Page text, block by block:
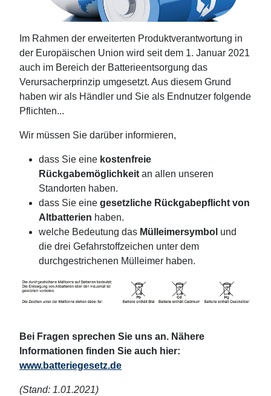
Im Rahmen der erweiterten Produktverantwortung in
der Europäischen Union wird seit dem 1. Januar 2021
auch im Bereich der Batterieentsorgung das
Verursacherprinzip umgesetzt. Aus diesem Grund
haben wir als Händler und Sie als Endnutzer folgende
Pflichten...
Wir müssen Sie darüber informieren,
dass Sie eine kostenfreie
Rückgabemöglichkeit an allen unseren
Standorten haben.
dass Sie eine gesetzliche Rückgabepflicht von
Altbatterien haben.
welche Bedeutung das Mülleimersymbol und
die drei Gefahrstoffzeichen unter dem
durchgestrichenen Mülleimer haben.
Bei Fragen sprechen Sie uns an. Nähere
Informationen finden Sie auch hier:
www.batteriegesetz.de
(Stand: 1.01.2021)